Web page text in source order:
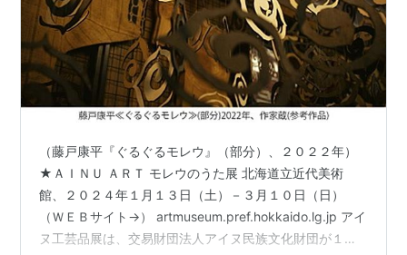
（藤戸康平『ぐるぐるモレウ』（部分）、２０２２年）
★ＡＩＮＵ ＡＲＴ モレウのうた展 北海道立近代美術
館、２０２４年１月１３日（土）－３月１０日（日）
（ＷＥＢサイト→） artmuseum.pref.hokkaido.lg.jp アイ
ヌ工芸品展は、交易財団法人アイヌ民族文化財団が１９